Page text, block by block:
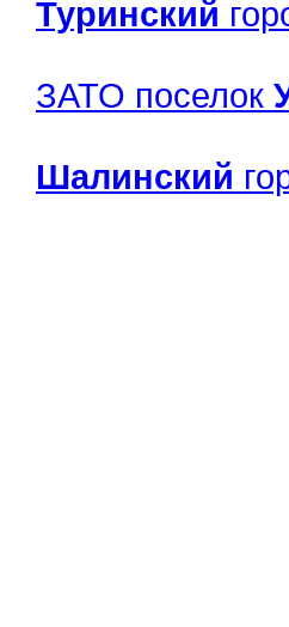
Туринский
ЗАТО поселок
Шалинский